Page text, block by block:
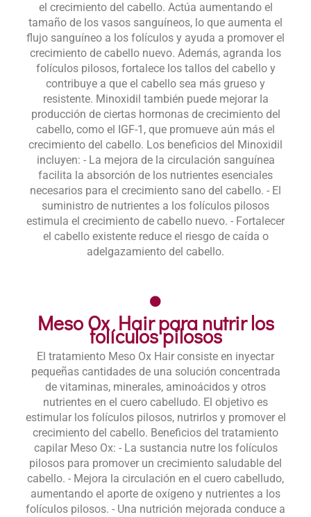
el crecimiento del cabello. Actúa aumentando el
tamaño de los vasos sanguíneos, lo que aumenta el
flujo sanguíneo a los folículos y ayuda a promover el
crecimiento de cabello nuevo. Además, agranda los
folículos pilosos, fortalece los tallos del cabello y
contribuye a que el cabello sea más grueso y
resistente. Minoxidil también puede mejorar la
producción de ciertas hormonas de crecimiento del
cabello, como el IGF-1, que promueve aún más el
crecimiento del cabello. Los beneficios del Minoxidil
incluyen: - La mejora de la circulación sanguínea
facilita la absorción de los nutrientes esenciales
necesarios para el crecimiento sano del cabello. - El
suministro de nutrientes a los folículos pilosos
estimula el crecimiento de cabello nuevo. - Fortalecer
el cabello existente reduce el riesgo de caída o
adelgazamiento del cabello.
Meso Ox Hair para nutrir los
folículos pilosos
El tratamiento Meso Ox Hair consiste en inyectar
pequeñas cantidades de una solución concentrada
de vitaminas, minerales, aminoácidos y otros
nutrientes en el cuero cabelludo. El objetivo es
estimular los folículos pilosos, nutrirlos y promover el
crecimiento del cabello. Beneficios del tratamiento
capilar Meso Ox: - La sustancia nutre los folículos
pilosos para promover un crecimiento saludable del
cabello. - Mejora la circulación en el cuero cabelludo,
aumentando el aporte de oxígeno y nutrientes a los
folículos pilosos. - Una nutrición mejorada conduce a